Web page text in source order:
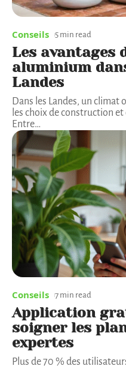
Conseils 5 min read
Les avantages
aluminium
Landes
Dans les Landes, un
les choix de construction
Entre…
Conseils 7 min read
Application
soigner les
expertes
Plus de 70 % des